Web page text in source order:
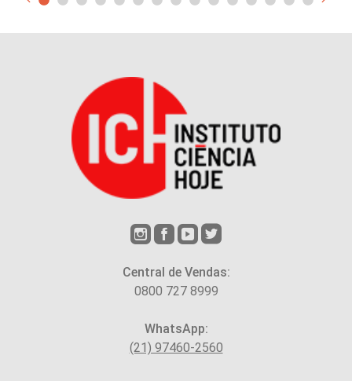
Central de Vendas:
0800 727 8999
WhatsApp:
(21) 97460-2560